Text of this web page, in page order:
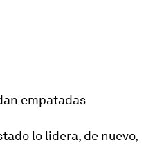
empatadas
lo lidera, de nuevo,